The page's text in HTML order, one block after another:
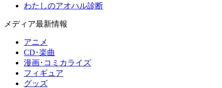
わたしのアオハル診断
メディア最新情報
アニメ
CD･楽曲
漫画･コミカライズ
フィギュア
グッズ